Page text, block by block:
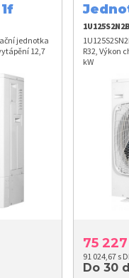
jednotka
12,7
1U125S2N2B
R32, Výkon
kW
75 227
91 024,67 s
Do 30